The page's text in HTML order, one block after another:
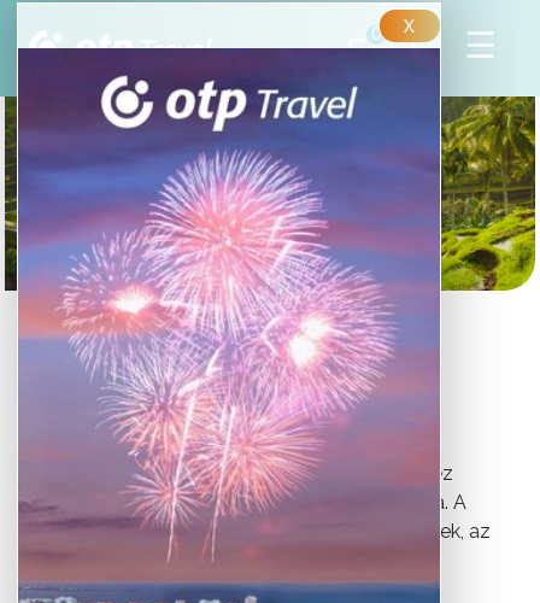
X
0
INDONÉZIA
Bali, a fantasztikus indonéz sziget feledhetetlen
élményeket tartogat!
A Jáva és Lombok között fekvő Bali az indonéz
szigetvilág legszebb és legkedveltebb úti célja. A
vulkanikus hegyek, a zöldellő teraszos rizsföldek, az
egzotikus, buja növényzet, a finom homokos
strandok, valamint a vendégszeretetükről és